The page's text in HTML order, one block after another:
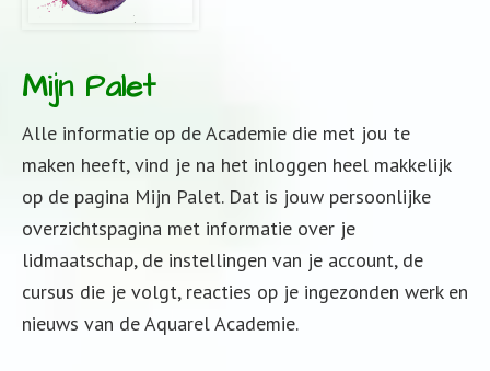
Mijn Palet
Alle informatie op de Academie die met jou te
maken heeft, vind je na het inloggen heel makkelijk
op de pagina Mijn Palet. Dat is jouw persoonlijke
overzichtspagina met informatie over je
lidmaatschap, de instellingen van je account, de
cursus die je volgt, reacties op je ingezonden werk en
nieuws van de Aquarel Academie.